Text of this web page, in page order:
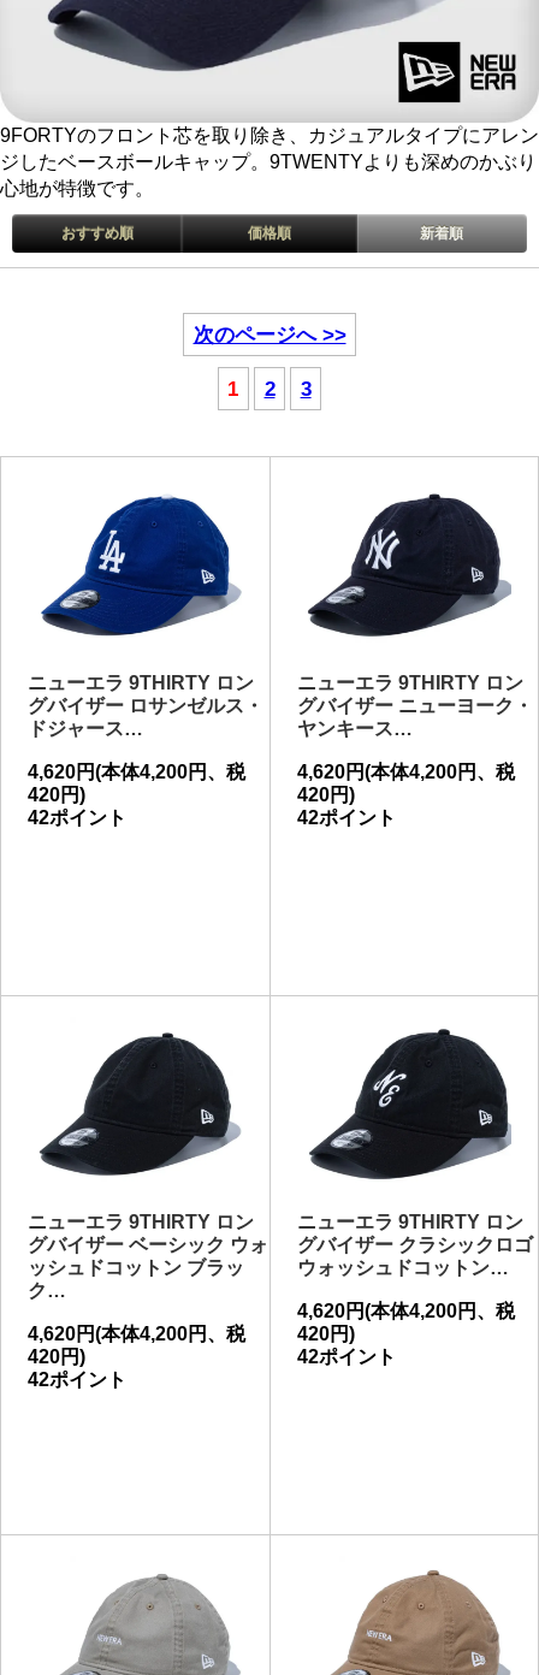
9FORTYのフロント芯を取り除き、カジュアルタイプにアレン
ジしたベースボールキャップ。9TWENTYよりも深めのかぶり
心地が特徴です。
おすすめ順 価格順 新着順
次のページへ >>
1 2 3
ニューエラ 9THIRTY ロン
グバイザー ロサンゼルス・
ドジャース…
4,620円(本体4,200円、税
420円)
42ポイント
ニューエラ 9THIRTY ロン
グバイザー ニューヨーク・
ヤンキース…
4,620円(本体4,200円、税
420円)
42ポイント
ニューエラ 9THIRTY ロン
グバイザー ベーシック ウォ
ッシュドコットン ブラッ
ク…
4,620円(本体4,200円、税
420円)
42ポイント
ニューエラ 9THIRTY ロン
グバイザー クラシックロゴ
ウォッシュドコットン…
4,620円(本体4,200円、税
420円)
42ポイント